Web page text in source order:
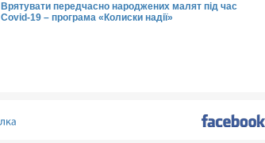
Врятувати передчасно народжених малят під час
Covid-19 – програма «Колиски надії»